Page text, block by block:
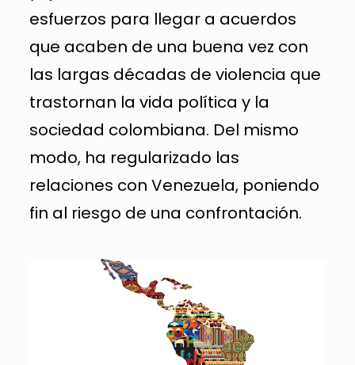
esfuerzos para llegar a acuerdos
que acaben de una buena vez con
las largas décadas de violencia que
trastornan la vida política y la
sociedad colombiana. Del mismo
modo, ha regularizado las
relaciones con Venezuela, poniendo
fin al riesgo de una confrontación.